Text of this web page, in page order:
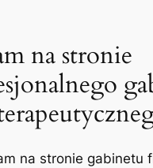
na stronie
na stronie gabinetu